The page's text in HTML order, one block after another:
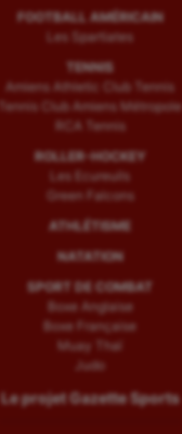
FOOTBALL AMÉRICAIN
Les Spartiates
TENNIS
Amiens Athletic Club Tennis
Tennis Club Amiens Métropole
RCA Tennis
ROLLER-HOCKEY
Les Ecureuils
Green Falcons
ATHLÉTISME
NATATION
SPORT DE COMBAT
Boxe Anglaise
Boxe Française
Muay Thaï
Judo
Le projet Gazette Sports